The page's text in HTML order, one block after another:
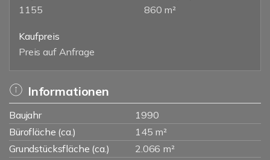
1155
860 m²
Kaufpreis
Preis auf Anfrage
Informationen
Baujahr
1990
Bürofläche (ca.)
145 m²
Grundstücksfläche (ca.)
2.066 m²